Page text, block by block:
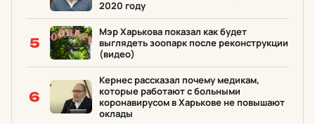
2020 году
5
Мэр Харькова показал как будет
выглядеть зоопарк после реконструкции
(видео)
6
Кернес рассказал почему медикам,
которые работают с больными
коронавирусом в Харькове не повышают
оклады